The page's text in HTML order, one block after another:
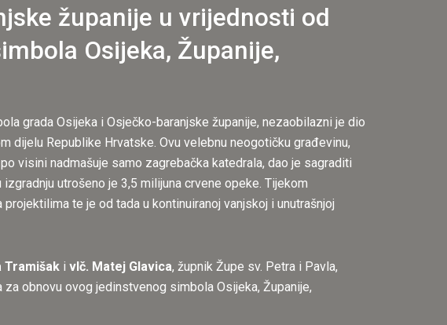
županije u vrijednosti od
Osijeka, Županije,
grada Osijeka i Osječko-baranjske županije, nezaobilazni je dio
dijelu Republike Hrvatske. Ovu velebnu neogotičku građevinu,
visini nadmašuje samo zagrebačka katedrala, dao je sagraditi
utrošeno je 3,5 milijuna crvene opeke. Tijekom
te je od tada u kontinuiranoj vanjskoj i unutrašnjoj
Tramišak i vlč. Matej Glavica, župnik Župe sv. Petra i Pavla,
obnovu ovog jedinstvenog simbola Osijeka, Županije,